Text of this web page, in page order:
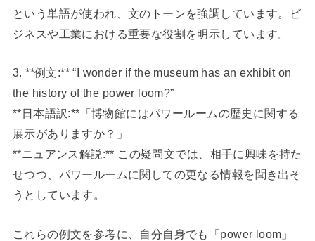
という単語が使われ、文のトーンを強調しています。ビ
ジネスや工業における重要な役割を明示しています。
3. **例文:** “I wonder if the museum has an exhibit on
the history of the power loom?”
**日本語訳:**「博物館にはパワールームの歴史に関する
展示がありますか？」
**ニュアンス解説:** この疑問文では、相手に興味を持た
せつつ、パワールームに関しての更なる情報を聞き出そ
うとしています。
これらの例文を参考に、自分自身でも「power loom」